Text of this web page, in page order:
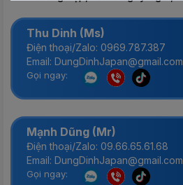
Thu Dinh (Ms)
Điện thoại/Zalo: 0969.787.387
Email: DungDinhJapan@gmail.com
Gọi ngay:
Mạnh Dũng (Mr)
Điện thoại/Zalo: 09.66.65.61.68
Email: DungDinhJapan@gmail.com
Gọi ngay: